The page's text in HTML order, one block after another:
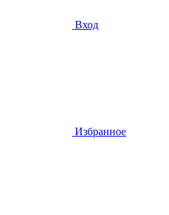
Вход
Избранное